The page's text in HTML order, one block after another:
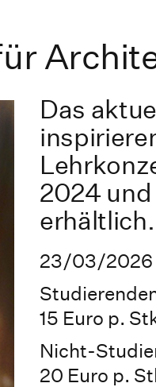
Das
2024
erhältlich.
23/03/2026
15 Euro p.
Nicht-
20 Euro p.